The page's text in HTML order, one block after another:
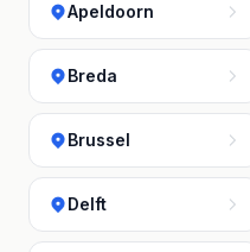
Apeldoorn
Breda
Brussel
Delft